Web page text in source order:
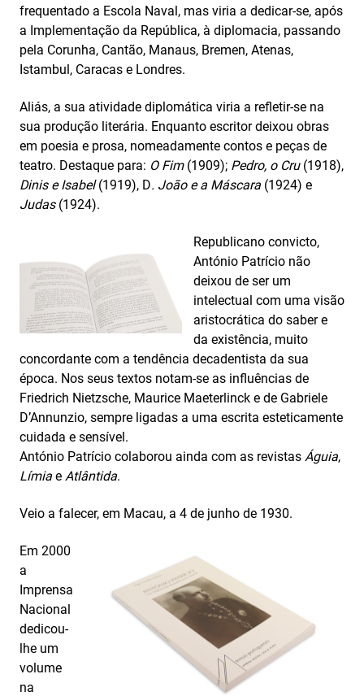
frequentado a Escola Naval, mas viria a dedicar-se, após
a Implementação da República, à diplomacia, passando
pela Corunha, Cantão, Manaus, Bremen, Atenas,
Istambul, Caracas e Londres.
Aliás, a sua atividade diplomática viria a refletir-se na
sua produção literária. Enquanto escritor deixou obras
em poesia e prosa, nomeadamente contos e peças de
teatro. Destaque para: O Fim(1909); Pedro, o Cru(1918),
Dinis e Isabel(1919), D. João e a Máscara (1924) e
Judas (1924).
Republicano convicto,
António Patrício não
deixou de ser um
intelectual com uma visão
aristocrática do saber e
da existência, muito
concordante com a tendência decadentista da sua
época. Nos seus textos notam-se as influências de
Friedrich Nietzsche, Maurice Maeterlinck e de Gabriele
D’Annunzio, sempre ligadas a uma escrita esteticamente
cuidada e sensível.
António Patrício colaborou ainda com as revistas Águia,
Límia e Atlântida.
Veio a falecer, em Macau, a 4 de junho de 1930.
Em 2000
a
Imprensa
Nacional
dedicou-
lhe um
volume
na